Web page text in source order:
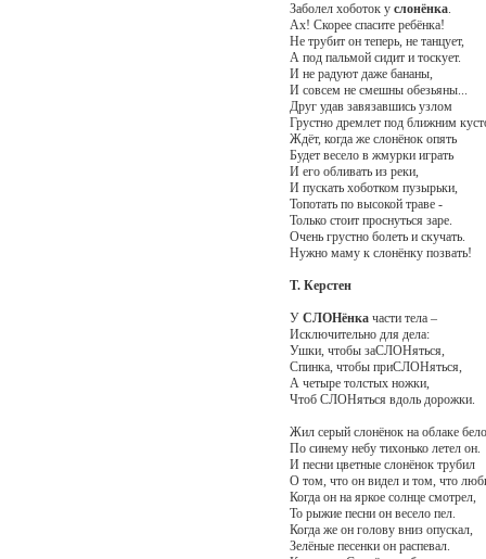
Заболел хоботок услонёнка.
Ах! Скорее спасите ребёнка!
Не трубит он теперь, не танцует,
А под пальмой сидит и тоскует.
И не радуют даже бананы,
И совсем не смешны обезьяны...
Друг удав завязавшись узлом
Грустно дремлет под ближним
Ждёт, когда же слонёнок опять
Будет весело в жмурки играть
И его обливать из реки,
И пускать хоботком пузырьки,
Топотать по высокой траве -
Только стоит проснуться заре.
Очень грустно болеть и скучать.
Нужно маму к слонёнку позвать!
Т. Керстен
УСЛОНёнка части тела –
Исключительно для дела:
Ушки, чтобы заСЛОНяться,
Спинка, чтобы приСЛОНяться,
А четыре толстых ножки,
Чтоб СЛОНяться вдоль дорожки.
Жил серый слонёнок на облаке
По синему небу тихонько летел он.
И песни цветные слонёнок трубил
О том, что он видел и том, что
Когда он на яркое солнце смотрел,
То рыжие песни он весело пел.
Когда же он голову вниз опускал,
Зелёные песенки он распевал.